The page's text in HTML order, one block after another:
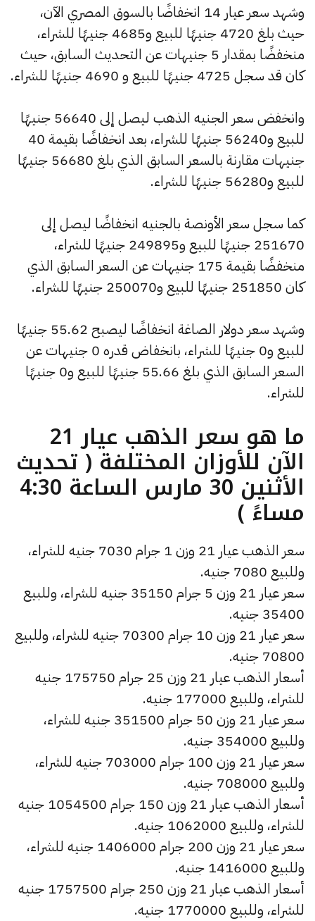
وشهد سعر عيار 14 انخفاضًا بالسوق المصري الآن،
حيث بلغ 4720 جنيهًا للبيع و4685 جنيهًا للشراء،
منخفضًا بمقدار 5 جنيهات عن التحديث السابق، حيث
كان قد سجل 4725 جنيهًا للبيع و 4690 جنيهًا للشراء.
وانخفض سعر الجنيه الذهب ليصل إلى 56640 جنيهًا
للبيع و56240 جنيهًا للشراء، بعد انخفاضًا بقيمة 40
جنيهات مقارنة بالسعر السابق الذي بلغ 56680 جنيهًا
للبيع و56280 جنيهًا للشراء.
كما سجل سعر الأونصة بالجنيه انخفاضًا ليصل إلى
251670 جنيهًا للبيع و249895 جنيهًا للشراء،
منخفضًا بقيمة 175 جنيهات عن السعر السابق الذي
كان 251850 جنيهًا للبيع و250070 جنيهًا للشراء.
وشهد سعر دولار الصاغة انخفاضًا ليصبح 55.62 جنيهًا
للبيع و0 جنيهًا للشراء، بانخفاض قدره 0 جنيهات عن
السعر السابق الذي بلغ 55.66 جنيهًا للبيع و0 جنيهًا
للشراء.
ما هو سعر الذهب عيار 21
الآن للأوزان المختلفة ( تحديث
الأثنين 30 مارس الساعة 4:30
مساءً )
سعر الذهب عيار 21 وزن 1 جرام 7030 جنيه للشراء،
وللبيع 7080 جنيه.
سعر عيار 21 وزن 5 جرام 35150 جنيه للشراء، وللبيع
35400 جنيه.
سعر عيار 21 وزن 10 جرام 70300 جنيه للشراء، وللبيع
70800 جنيه.
أسعار الذهب عيار 21 وزن 25 جرام 175750 جنيه
للشراء، وللبيع 177000 جنيه.
سعر عيار 21 وزن 50 جرام 351500 جنيه للشراء،
وللبيع 354000 جنيه.
سعر عيار 21 وزن 100 جرام 703000 جنيه للشراء،
وللبيع 708000 جنيه.
أسعار الذهب عيار 21 وزن 150 جرام 1054500 جنيه
للشراء، وللبيع 1062000 جنيه.
سعر عيار 21 وزن 200 جرام 1406000 جنيه للشراء،
وللبيع 1416000 جنيه.
أسعار الذهب عيار 21 وزن 250 جرام 1757500 جنيه
للشراء، وللبيع 1770000 جنيه.